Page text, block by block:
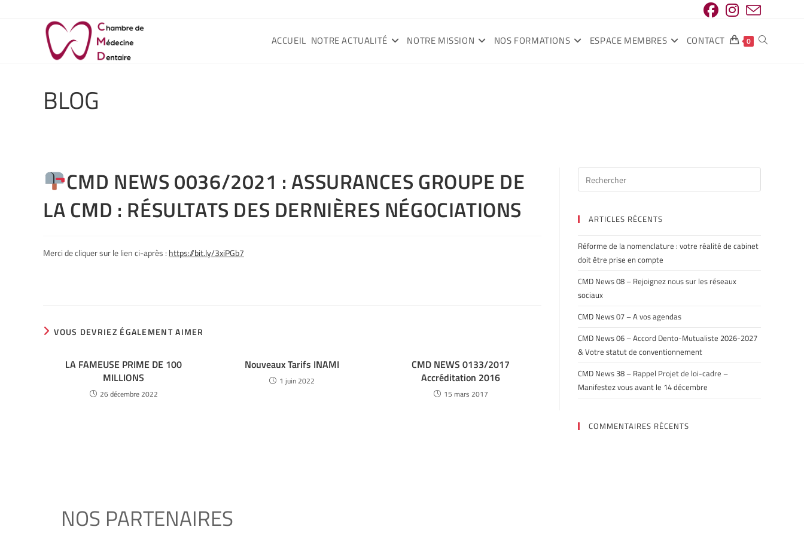
ACCUEIL NOTRE ACTUALITÉ NOTRE MISSION NOS FORMATIONS ESPACE MEMBRES CONTACT 0
BLOG
CMD NEWS 0036/2021 : ASSURANCES GROUPE DE
LA CMD : RÉSULTATS DES DERNIÈRES NÉGOCIATIONS
Merci de cliquer sur le lien ci-après : https://bit.ly/3xiPGb7
VOUS DEVRIEZ ÉGALEMENT AIMER
LA FAMEUSE PRIME DE 100
MILLIONS
26 décembre 2022
Nouveaux Tarifs INAMI
1 juin 2022
CMD NEWS 0133/2017
Accréditation 2016
15 mars 2017
ARTICLES RÉCENTS
Réforme de la nomenclature : votre réalité de cabinet
doit être prise en compte
CMD News 08 – Rejoignez nous sur les réseaux
sociaux
CMD News 07 – A vos agendas
CMD News 06 – Accord Dento-Mutualiste 2026-2027
& Votre statut de conventionnement
CMD News 38 – Rappel Projet de loi-cadre –
Manifestez vous avant le 14 décembre
COMMENTAIRES RÉCENTS
NOS PARTENAIRES